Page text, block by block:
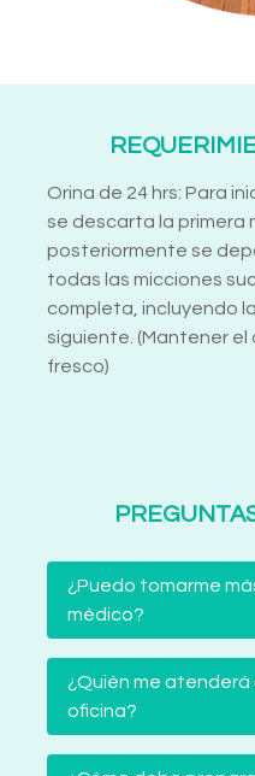
Orina de 24 hrs: Para
se descarta la primera
posteriormente se
todas las micciones
completa, incluyendo
siguiente. (Mantener
fresco)
¿Puedo tomarme
médico?
¿Quién me atenderá
oficina?